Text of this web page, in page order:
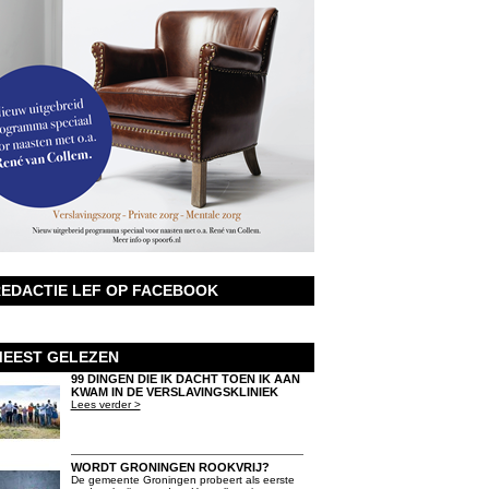
LEF OP FACEBOOK
GELEZEN
99 DINGEN DIE IK DACHT TOEN IK AAN
KWAM IN DE VERSLAVINGSKLINIEK
Lees verder >
WORDT GRONINGEN ROOKVRIJ?
De gemeente Groningen probeert als eerste